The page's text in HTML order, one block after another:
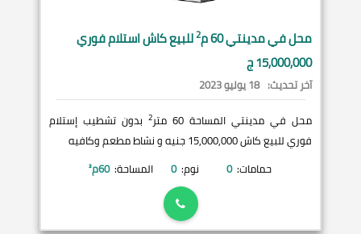
محل فيمدينتي60 م 2للبيع كاش استلام فوري
15,000,000 ج
آخر تحديث: 18 يوليو 2023
محل في مدينتي المساحة 60 متر
2 بدون تشطيب إستلام
فوري للبيع كاش 15,000,000 جنيه و نشاط مطعم وكافيه
حمامات: 0 نوم: 0 المساحة: 60م²